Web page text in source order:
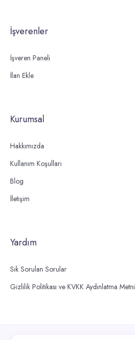
İşverenler
İşveren Paneli
İlan Ekle
Kurumsal
Hakkımızda
Kullanım Koşulları
Blog
İletişim
Yardım
Sık Sorulan Sorular
Gizlilik Politikası ve KVKK Aydınlatma Metni